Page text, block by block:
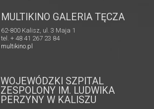
MULTIKINO GALERIA TĘCZA
62-800 Kalisz, ul. 3 Maja 1
tel. + 48 41 267 23 84
multikino.pl
WOJEWÓDZKI SZPITAL
ZESPOLONY IM. LUDWIKA
PERZYNY W KALISZU